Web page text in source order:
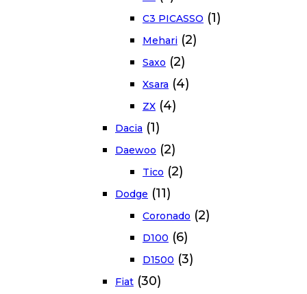
C3 PICASSO (1)
Mehari (2)
Saxo (2)
Xsara (4)
ZX (4)
Dacia (1)
Daewoo (2)
Tico (2)
Dodge (11)
Coronado (2)
D100 (6)
D1500 (3)
Fiat (30)